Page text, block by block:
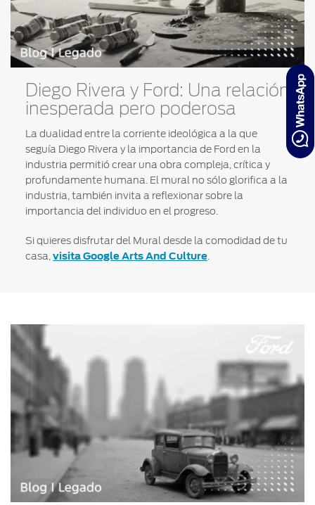
Diego Rivera y Ford: Una relación
inesperada pero poderosa
La dualidad entre la corriente ideológica a la que
seguía Diego Rivera y la importancia de Ford en la
industria permitió crear una obra compleja, crítica y
profundamente humana. El mural no sólo glorifica a la
industria, también invita a reflexionar sobre la
importancia del individuo en el progreso.
Si quieres disfrutar del Mural desde la comodidad de tu
casa, visita Google Arts And Culture.